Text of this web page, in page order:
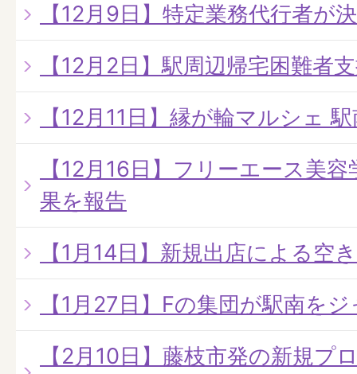
【12月9日】特定業務代行者が
【12月2日】駅周辺帰宅困難者
【12月11日】縁が輪マルシェ
【12月16日】フリーエース美
果を報告
【1月14日】新規出店による空
【1月27日】Fの集団が駅南を
【2月10日】藤枝市発の新規プ